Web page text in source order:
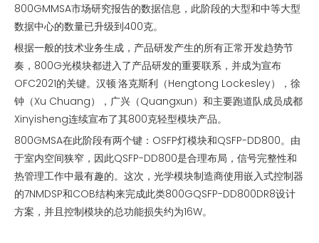
800GMMSA市场研究报告的数据信息，此阶段的大型和中等大型
数据中心的数量已升级到400克。
根据一般的技术业务生成，产品研发产生的所有正常开发趋势节
奏，800G光模块都进入了产品研发的重要联系，并成为宣布
OFC2021的关键。汉顿·洛克斯利（Hengtong Lockesley），徐
钟（Xu Chuang），广兴（Quangxun）和主要跑道队成员成都
Xinyisheng连续宣布了其800克轻型模块产品。
800GMSA在此阶段有两个键：OSFP灯模块和QSFP-DD800。由
于室内空间狭窄，因此QSFP-DD800是合理布局，信号完整性和
热管理工作中最有趣的。这次，光学模块制造商使用嵌入式控制器
的7NMDSP和COB结构来完成此类800GQSFP-DD800DR8设计
方案，并且控制模块的总功能损失约为16W。